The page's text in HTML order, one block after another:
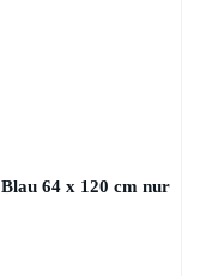
64 x 120 cm nur